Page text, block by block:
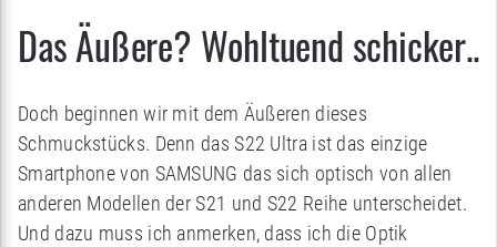
Das Äußere? Wohltuend schicker..
Doch beginnen wir mit dem Äußeren dieses
Schmuckstücks. Denn das S22 Ultra ist das einzige
Smartphone von SAMSUNG das sich optisch von allen
anderen Modellen der S21 und S22 Reihe unterscheidet.
Und dazu muss ich anmerken, dass ich die Optik